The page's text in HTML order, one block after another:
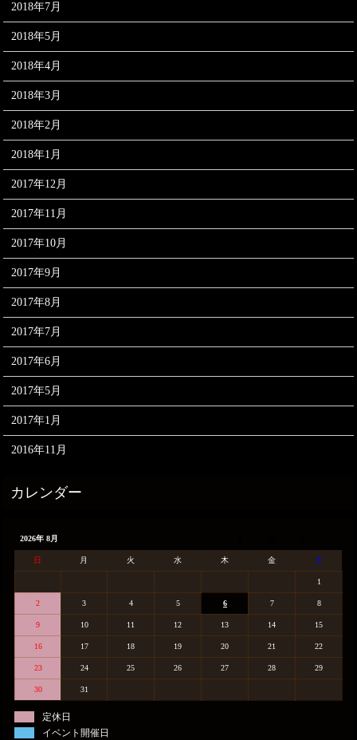
2018年7月
2018年5月
2018年4月
2018年3月
2018年2月
2018年1月
2017年12月
2017年11月
2017年10月
2017年9月
2017年8月
2017年7月
2017年6月
2017年5月
2017年1月
2016年11月
2026年 8月
日 月 火 水 木 金 土
1
2 3 4 5 6 7 8
9 10 11 12 13 14 15
16 17 18 19 20 21 22
23 24 25 26 27 28 29
30 31
定休日
イベント開催日